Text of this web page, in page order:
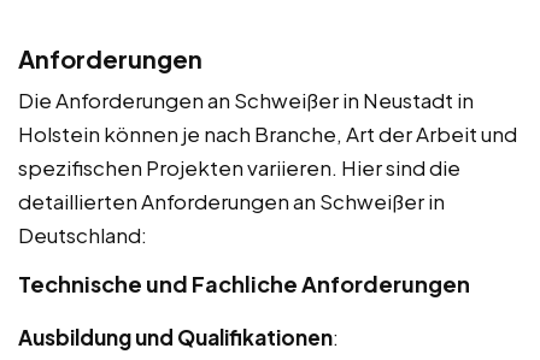
Anforderungen
Die Anforderungen an Schweißer in Neustadt in
Holstein können je nach Branche, Art der Arbeit und
spezifischen Projekten variieren. Hier sind die
detaillierten Anforderungen an Schweißer in
Deutschland:
Technische und Fachliche Anforderungen
Ausbildung und Qualifikationen: